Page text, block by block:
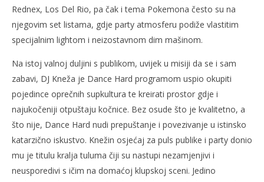
Rednex, Los Del Rio, pa čak i tema Pokemona često su na
njegovim set listama, gdje party atmosferu podiže vlastitim
specijalnim lightom i neizostavnom dim mašinom.
Na istoj valnoj duljini s publikom, uvijek u misiji da se i sam
zabavi, DJ Kneža je Dance Hard programom uspio okupiti
pojedince oprečnih supkultura te kreirati prostor gdje i
najukočeniji otpuštaju kočnice. Bez osude što je kvalitetno, a
što nije, Dance Hard nudi prepuštanje i povezivanje u istinsko
katarzično iskustvo. Knežin osjećaj za puls publike i party donio
mu je titulu kralja tuluma čiji su nastupi nezamjenjivi i
neusporedivi s ičim na domaćoj klupskoj sceni. Jedino